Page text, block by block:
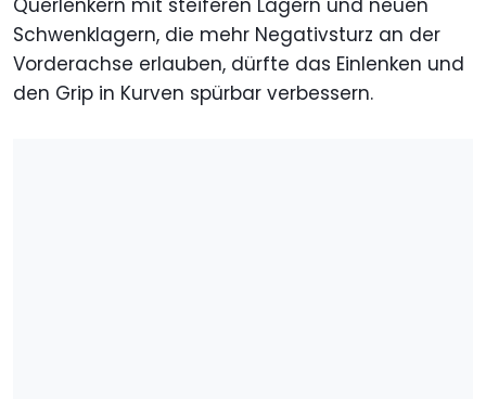
Querlenkern mit steiferen Lagern und neuen
Schwenklagern, die mehr Negativsturz an der
Vorderachse erlauben, dürfte das Einlenken und
den Grip in Kurven spürbar verbessern.